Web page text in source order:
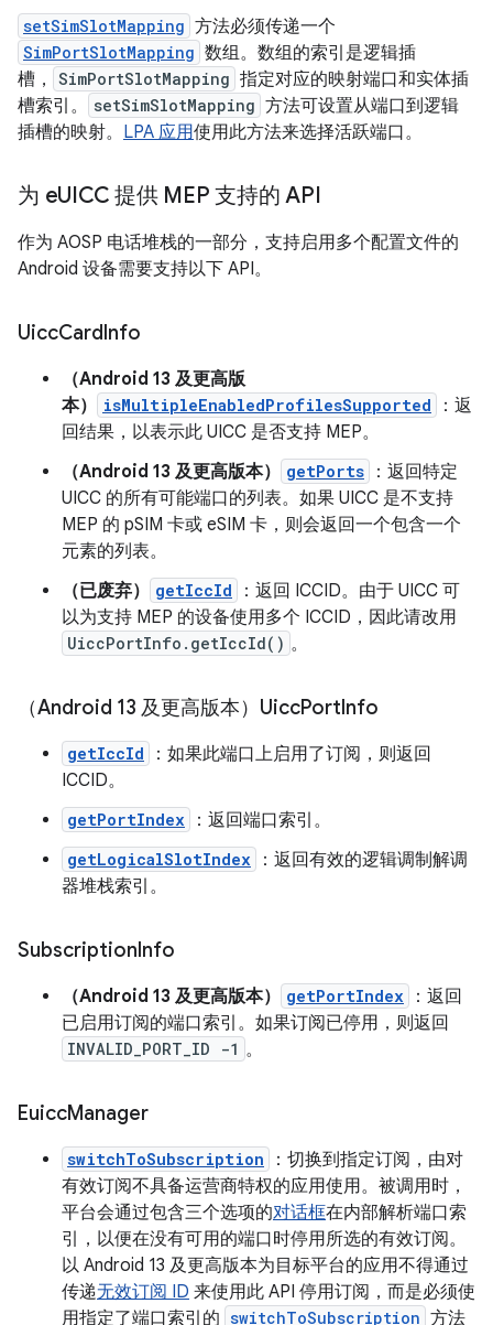
setSimSlotMapping 方法必须传递一个
SimPortSlotMapping 数组。数组的索引是逻辑插
槽，
SimPortSlotMapping 指定对应的映射端口和实体插
槽索引。
setSimSlotMapping 方法可设置从端口到逻辑
插槽的映射。 LPA 应用使用此方法来选择活跃端口。
为 eUICC 提供 MEP 支持的 API
作为 AOSP 电话堆栈的一部分，支持启用多个配置文件的
Android 设备需要支持以下 API。
UiccCard Info
（Android 13 及更高版
本）
isMultipleEnabledProfilesSupported
：返
回结果，以表示此 UICC 是否支持 MEP。
（Android 13 及更高版本）
getPorts
：返回特定
UICC 的所有可能端口的列表。如果 UICC 是不支持
MEP 的 pSIM 卡或 eSIM 卡，则会返回一个包含一个
元素的列表。
（已废弃）
getIccId
：返回 ICCID。由于 UICC 可
以为支持 MEP 的设备使用多个 ICCID，因此请改用
UiccPortInfo.getIccId() 。
（Android 13 及更高版本）UiccPort Info
getIccId
：如果此端口上启用了订阅，则返回
ICCID。
getPortIndex ：返回端口索引。
getLogicalSlotIndex
：返回有效的逻辑调制解调
器堆栈索引。
Subscription Info
（Android 13 及更高版本） getPortIndex
：返回
已启用订阅的端口索引。如果订阅已停用，则返回
INVALID_PORT_ID -1 。
EuiccManager
switchToSubscription
：切换到指定订阅，由对
有效订阅不具备运营商特权的应用使用。被调用时，
平台会通过包含三个选项的对话框在内部解析端口索
引，以便在没有可用的端口时停用所选的有效订阅。
以 Android 13 及更高版本为目标平台的应用不得通过
传递无效订阅 ID 来使用此 API 停用订阅，而是必须使
用指定了端口索引的 switchToSubscription 方法